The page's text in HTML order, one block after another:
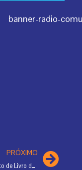
PRÓXIMO
Lançamento de Livro de Valdeci Reis